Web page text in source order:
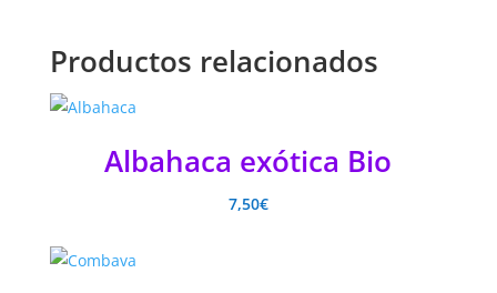
Productos relacionados
Albahaca exótica Bio
7,50€